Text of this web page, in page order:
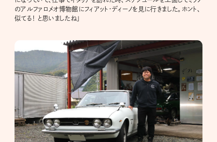
のアルファロメオ博物館にフィアット・ディーノを見に行きました。ホント、
似てる！ と思いましたね」